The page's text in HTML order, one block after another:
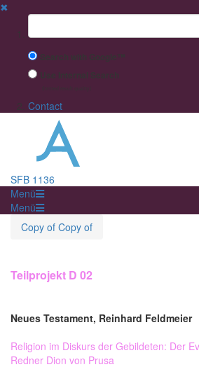
✖
Suchbegriff
Search with Google™
Use Internal Search
Contact
SFB 1136
Menü
Menü
Copy of Copy of
Teilprojekt D 02
Neues Testament, Reinhard Feldmeier
Religion im Diskurs der Gebildeten: Der
Redner Dion von Prusa